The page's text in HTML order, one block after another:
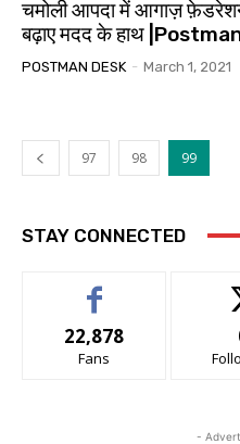
चमोली आपदा में आगाज़
बढ़ाए मदद के हाथ
POSTMAN DESK - March 1, 2021
97 98 99
STAY CONNECTED
22,878
Fans
-